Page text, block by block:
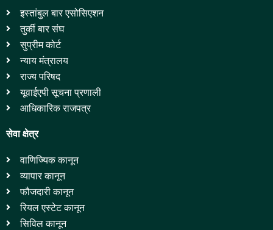
इस्तांबुल बार एसोसिएशन
तुर्की बार संघ
सुप्रीम कोर्ट
न्याय मंत्रालय
राज्य परिषद
यूवाईएपी सूचना प्रणाली
आधिकारिक राजपत्र
सेवा क्षेत्र
वाणिज्यिक कानून
व्यापार कानून
फौजदारी कानून
रियल एस्टेट कानून
सिविल कानून